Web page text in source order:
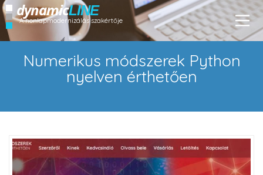
dynamicLINE
A honlapmodernizálás szakértője
Numerikus módszerek Python
nyelven érthetően